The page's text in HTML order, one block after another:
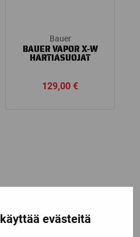
evästeitä
Bauer
BAUER VAPOR X-W
HARTIASUOJAT
129,00€